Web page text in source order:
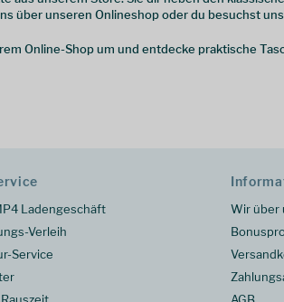
über unseren Onlineshop oder du besuchst
Online-Shop um und entdecke praktische
Ladengeschäft
Verleih
Service
Wir über